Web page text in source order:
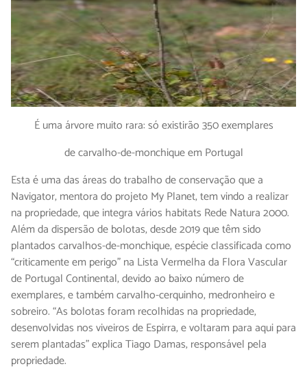
É uma árvore muito rara: só existirão 350 exemplares
de carvalho-de-monchique em Portugal
Esta é uma das áreas do trabalho de conservação que a
Navigator, mentora do projeto My Planet, tem vindo a realizar
na propriedade, que integra vários habitats Rede Natura 2000.
Além da dispersão de bolotas, desde 2019 que têm sido
plantados carvalhos-de-monchique, espécie classificada como
“criticamente em perigo” na Lista Vermelha da Flora Vascular
de Portugal Continental, devido ao baixo número de
exemplares, e também carvalho-cerquinho, medronheiro e
sobreiro. “As bolotas foram recolhidas na propriedade,
desenvolvidas nos viveiros de Espirra, e voltaram para aqui para
serem plantadas” explica Tiago Damas, responsável pela
propriedade.